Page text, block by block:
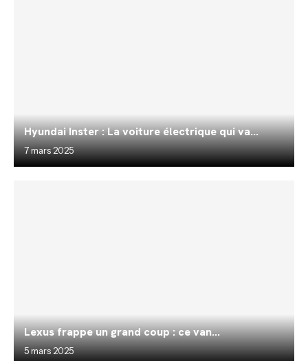
Hyundai Inster : La voiture électrique qui va...
7 mars 2025
Lexus frappe un grand coup : ce van...
5 mars 2025